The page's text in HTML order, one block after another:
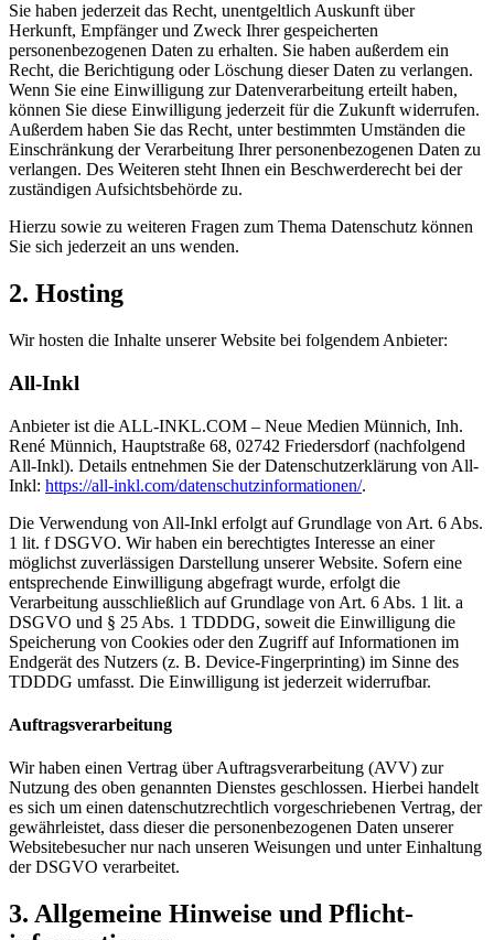
Sie haben jederzeit das Recht, unentgeltlich Auskunft über
Herkunft, Empfänger und Zweck Ihrer gespeicherten
personenbezogenen Daten zu erhalten. Sie haben außerdem ein
Recht, die Berichtigung oder Löschung dieser Daten zu verlangen.
Wenn Sie eine Einwilligung zur Datenverarbeitung erteilt haben,
können Sie diese Einwilligung jederzeit für die Zukunft widerrufen.
Außerdem haben Sie das Recht, unter bestimmten Umständen die
Einschränkung der Verarbeitung Ihrer personenbezogenen Daten zu
verlangen. Des Weiteren steht Ihnen ein Beschwerderecht bei der
zuständigen Aufsichtsbehörde zu.
Hierzu sowie zu weiteren Fragen zum Thema Datenschutz können
Sie sich jederzeit an uns wenden.
2. Hosting
Wir hosten die Inhalte unserer Website bei folgendem Anbieter:
All-Inkl
Anbieter ist die ALL-INKL.COM – Neue Medien Münnich, Inh.
René Münnich, Hauptstraße 68, 02742 Friedersdorf (nachfolgend
All-Inkl). Details entnehmen Sie der Datenschutzerklärung von All-
Inkl: https://all-inkl.com/datenschutzinformationen/.
Die Verwendung von All-Inkl erfolgt auf Grundlage von Art. 6 Abs.
1 lit. f DSGVO. Wir haben ein berechtigtes Interesse an einer
möglichst zuverlässigen Darstellung unserer Website. Sofern eine
entsprechende Einwilligung abgefragt wurde, erfolgt die
Verarbeitung ausschließlich auf Grundlage von Art. 6 Abs. 1 lit. a
DSGVO und § 25 Abs. 1 TDDDG, soweit die Einwilligung die
Speicherung von Cookies oder den Zugriff auf Informationen im
Endgerät des Nutzers (z. B. Device-Fingerprinting) im Sinne des
TDDDG umfasst. Die Einwilligung ist jederzeit widerrufbar.
Auftragsverarbeitung
Wir haben einen Vertrag über Auftragsverarbeitung (AVV) zur
Nutzung des oben genannten Dienstes geschlossen. Hierbei handelt
es sich um einen datenschutzrechtlich vorgeschriebenen Vertrag, der
gewährleistet, dass dieser die personenbezogenen Daten unserer
Websitebesucher nur nach unseren Weisungen und unter Einhaltung
der DSGVO verarbeitet.
3. Allgemeine Hinweise und Pflicht­